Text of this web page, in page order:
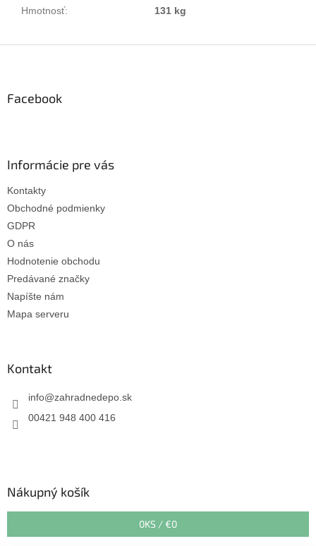
Hmotnosť: 131 kg
Facebook
Informácie pre vás
Kontakty
Obchodné podmienky
GDPR
O nás
Hodnotenie obchodu
Predávané značky
Napíšte nám
Mapa serveru
Kontakt
info@zahradnedepo.sk
00421 948 400 416
Nákupný košík
0KS / €0